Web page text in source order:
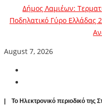
Δήμος Λαμιέων:
Ποδηλατικό Γύρο Ελλάδας
August 7, 2026
| To Ηλεκτρονικό περιοδικό της